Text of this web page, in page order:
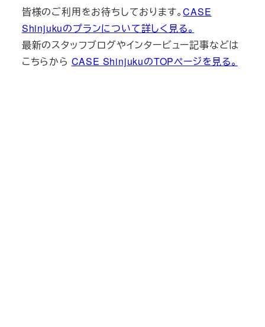
皆様のご利用をお待ちしております。CASE
Shinjukuのプランについて詳しく見る。
最新のスタッフブログやインタービュー記事などは
こちらから CASE ShinjukuのTOPページを見る。